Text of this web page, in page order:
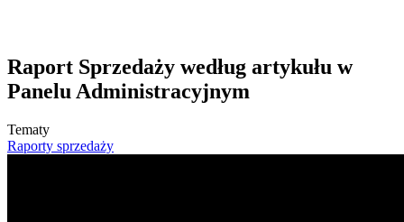
Raport Sprzedaży według artykułu w
Panelu Administracyjnym
Tematy
Raporty sprzedaży